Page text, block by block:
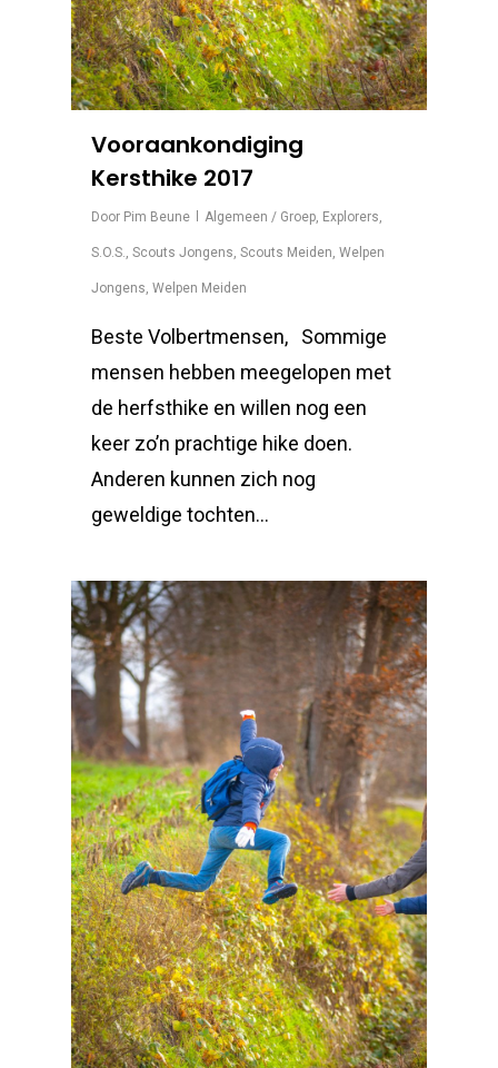
Vooraankondiging
Kersthike 2017
Door Pim Beune Algemeen / Groep, Explorers,
S.O.S., Scouts Jongens, Scouts Meiden, Welpen
Jongens, Welpen Meiden
Beste Volbertmensen, Sommige
mensen hebben meegelopen met
de herfsthike en willen nog een
keer zo’n prachtige hike doen.
Anderen kunnen zich nog
geweldige tochten…